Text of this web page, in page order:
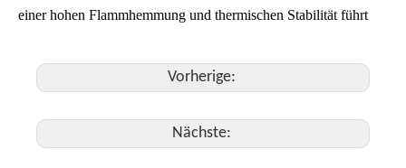
einer hohen Flammhemmung und thermischen Stabilität führt
Vorherige:
Nächste: